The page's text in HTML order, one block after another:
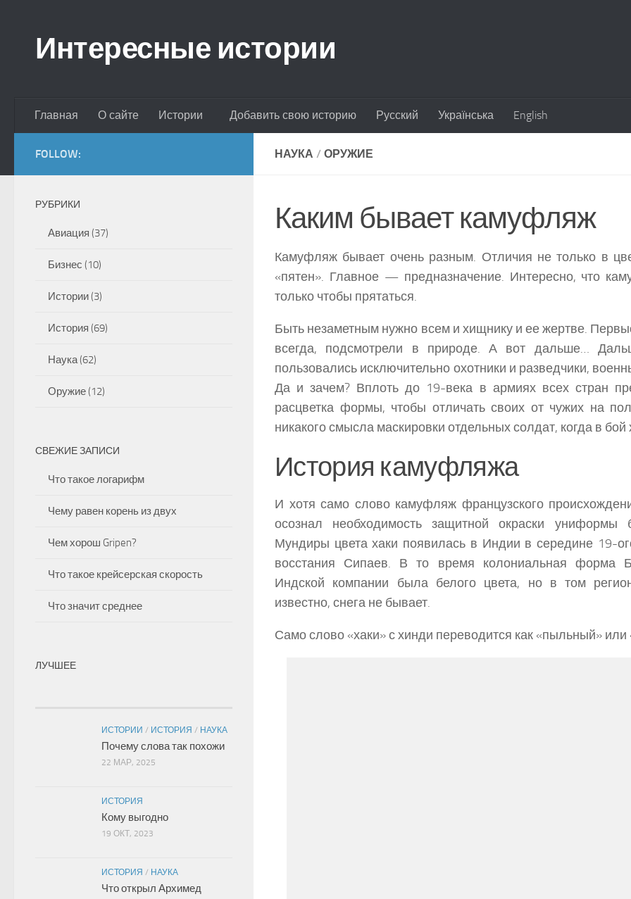
Интересные истории
Главная О сайте Истории Добавить свою историю Русский Українська English
НАУКА / ОРУЖИЕ
Каким бывает камуфляж
Камуфляж бывает очень разным. Отличия не только в
«пятен». Главное — предназначение. Интересно, что
только чтобы прятаться.
Быть незаметным нужно всем и хищнику и ее жертве.
всегда, подсмотрели в природе. А вот дальше…
пользовались исключительно охотники и разведчики,
Да и зачем? Вплоть до 19-века в армиях всех стран
расцветка формы, чтобы отличать своих от чужих на
никакого смысла маскировки отдельных солдат, когда в
История камуфляжа
И хотя само слово камуфляж французского
осознал необходимость защитной окраски униформы
Мундиры цвета хаки появилась в Индии в середине 19-
восстания Сипаев. В то время колониальная форма
Индской компании была белого цвета, но в том
известно, снега не бывает.
Само слово «хаки» с хинди переводится как «пыльный» или
FOLLOW:
РУБРИКИ
Авиация (37)
Бизнес (10)
Истории(3)
История (69)
Наука(62)
Оружие(12)
СВЕЖИЕ ЗАПИСИ
Что такое логарифм
Чему равен корень из двух
Чем хорош Gripen?
Что такое крейсерская скорость
Что значит среднее
ЛУЧШЕЕ
ИСТОРИИ / ИСТОРИЯ / НАУКА
Почему слова так похожи
22 МАР, 2025
ИСТОРИЯ
Кому выгодно
19 ОКТ, 2023
ИСТОРИЯ / НАУКА
Что открыл Архимед